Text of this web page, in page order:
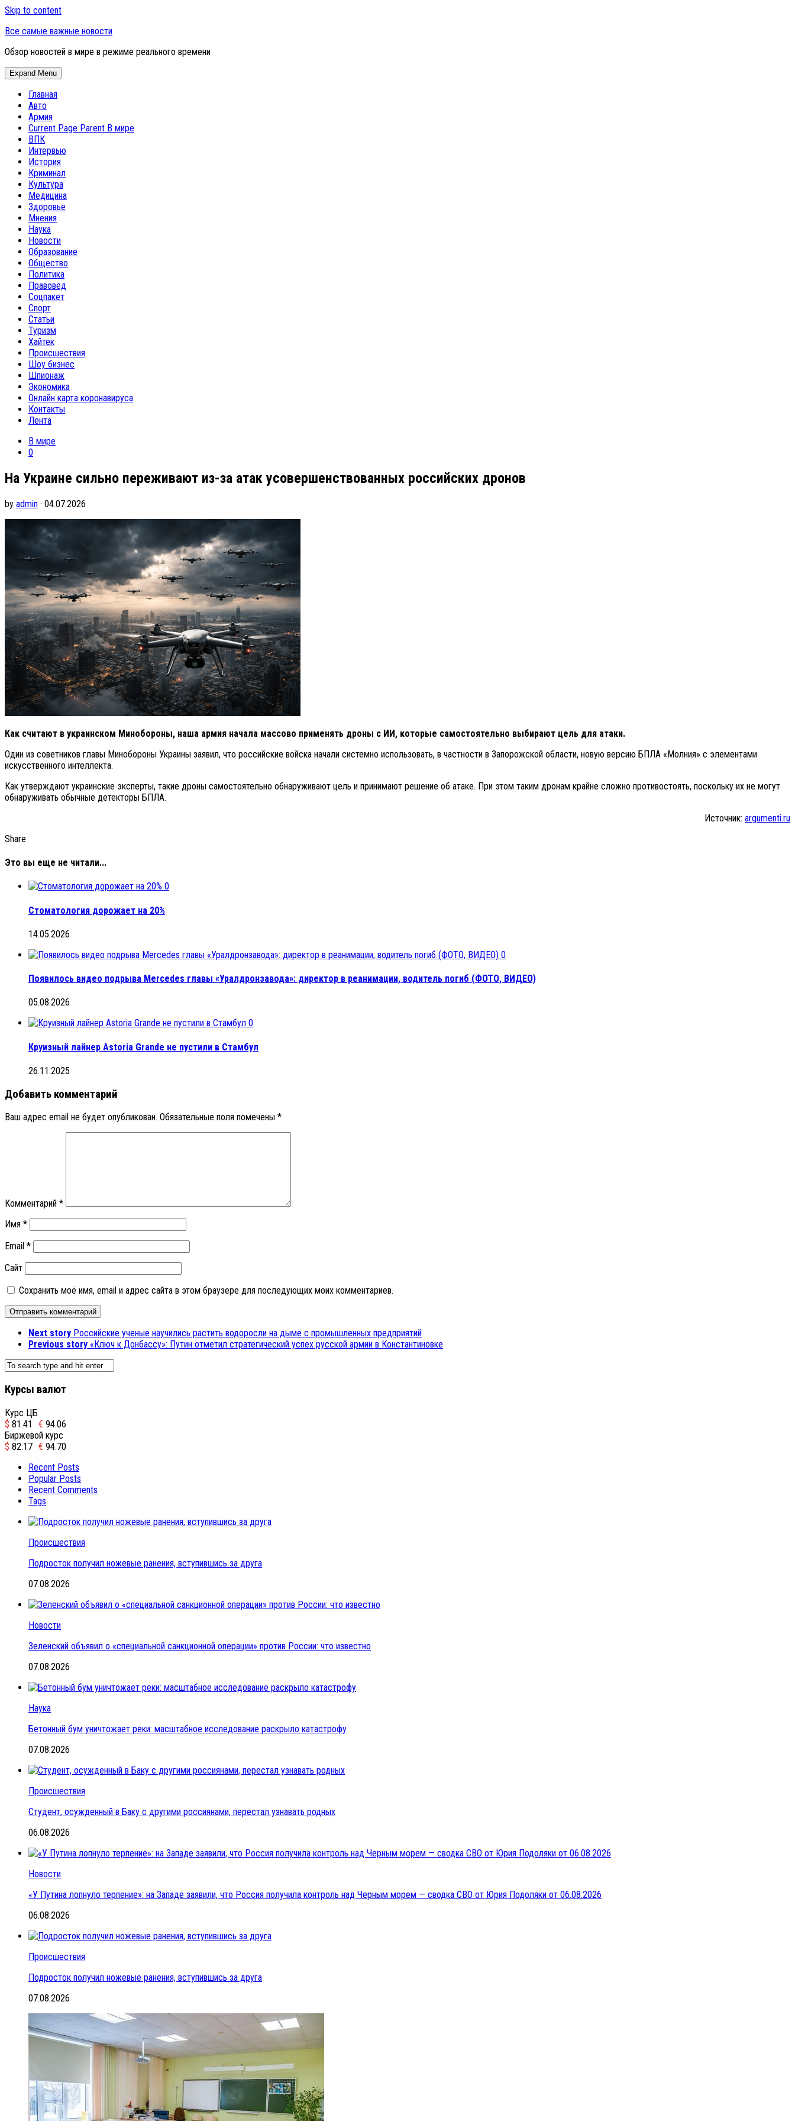
Skip to content
Все самые важные новости
Обзор новостей в мире в режиме реального времени
Expand Menu
Главная
Авто
Армия
Current Page Parent В мире
ВПК
Интервью
История
Криминал
Культура
Медицина
Здоровье
Мнения
Наука
Новости
Образование
Общество
Политика
Правовед
Соцпакет
Спорт
Статьи
Туризм
Хайтек
Происшествия
Шоу бизнес
Шпионаж
Экономика
Онлайн карта коронавируса
Контакты
Лента
В мире
0
На Украине сильно переживают из-за атак усовершенствованных российских дронов
by admin · 04.07.2026
Как считают в украинском Минобороны, наша армия начала массово применять дроны с ИИ, которые самостоятельно выбирают цель для атаки.
Один из советников главы Минобороны Украины заявил, что российские войска начали системно использовать, в частности в Запорожской области, новую версию БПЛА «Молния» с элементами
искусственного интеллекта.
Как утверждают украинские эксперты, такие дроны самостоятельно обнаруживают цель и принимают решение об атаке. При этом таким дронам крайне сложно противостоять, поскольку их не могут
обнаруживать обычные детекторы БПЛА.
Источник: argumenti.ru
Share
Это вы еще не читали...
0
Стоматология дорожает на 20%
14.05.2026
0
Появилось видео подрыва Mercedes главы «Уралдронзавода»: директор в реанимации, водитель погиб (ФОТО, ВИДЕО)
05.08.2026
0
Круизный лайнер Astoria Grande не пустили в Стамбул
26.11.2025
Добавить комментарий
Ваш адрес email не будет опубликован. Обязательные поля помечены *
Комментарий *
Имя *
Email *
Сайт
Сохранить моё имя, email и адрес сайта в этом браузере для последующих моих комментариев.
Next story Российские ученые научились растить водоросли на дыме с промышленных предприятий
Previous story «Ключ к Донбассу»: Путин отметил стратегический успех русской армии в Константиновке
Курсы валют
Курс ЦБ
$ 81.41 € 94.06
Биржевой курс
$ 82.17 € 94.70
Recent Posts
Popular Posts
Recent Comments
Tags
Происшествия
Подросток получил ножевые ранения, вступившись за друга
07.08.2026
Новости
Зеленский объявил о «специальной санкционной операции» против России: что известно
07.08.2026
Наука
Бетонный бум уничтожает реки: масштабное исследование раскрыло катастрофу
07.08.2026
Происшествия
Студент, осужденный в Баку с другими россиянами, перестал узнавать родных
06.08.2026
Новости
«У Путина лопнуло терпение»: на Западе заявили, что Россия получила контроль над Черным морем — сводка СВО от Юрия Подоляки от 06.08.2026
06.08.2026
Происшествия
Подросток получил ножевые ранения, вступившись за друга
07.08.2026